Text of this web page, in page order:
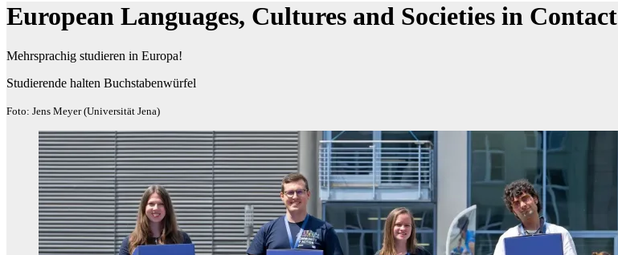
European Languages, Cultures and Societies in Contact
Mehrsprachig studieren in Europa!
Studierende halten Buchstabenwürfel
Foto: Jens Meyer (Universität Jena)